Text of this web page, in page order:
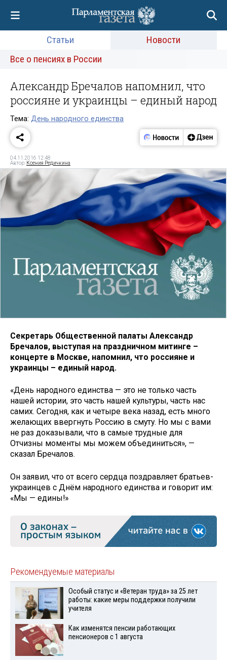
Статьи
Новости
Все о пенсиях в России
Александр Бречалов напомнил, что
россияне и украинцы – единый народ
Тема: День народного единства
04.11.2016 12:48
Автор: Ксения Редичкина
Секретарь Общественной палаты Александр
Бречалов, выступая на праздничном митинге –
концерте в Москве, напомнил, что россияне и
украинцы – единый народ.
«День народного единства — это не только часть
нашей истории, это часть нашей культуры, часть нас
самих. Сегодня, как и четыре века назад, есть много
желающих ввергнуть Россию в смуту. Но мы с вами
не раз доказывали, что в самые трудные для
Отчизны моменты мы можем объединиться», —
сказал Бречалов.
Он заявил, что от всего сердца поздравляет братьев-
украинцев с Днём народного единства и говорит им:
«Мы — едины!»
Рекомендуемые материалы
Особый статус и «Ветеран труда» за 25 лет
работы: какие меры поддержки получили
учителя
Как изменятся пенсии работающих
пенсионеров с 1 августа